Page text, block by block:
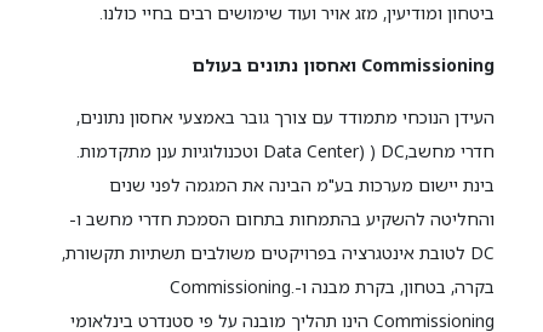
ביטחון ומודיעין, מזג אויר ועוד שימושים רבים בחיי כולנו.
Commissioning ואחסון נתונים בעולם
העידן הנוכחי מתמודד עם צורך גובר באמצעי אחסון נתונים,
חדרי מחשב,Data Center) ) DC וטכנולוגיות ענן מתקדמות.
בינת יישום מערכות בע"מ הבינה את המגמה לפני שנים
והחליטה להשקיע בהתמחות בתחום הסמכת חדרי מחשב ו-
DC לטובת אינטגרציה בפרויקטים משולבים תשתיות תקשורת,
בקרה, בטחון, בקרת מבנה ו-Commissioning.
Commissioning הינו תהליך מובנה על פי סטנדרט בינלאומי